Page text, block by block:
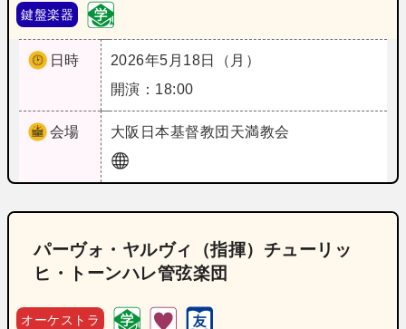
鍵盤楽器
日時
2026年5月18日（月）
開演：18:00
会場 大阪 日本基督教団天満教会
パーヴォ・ヤルヴィ（指揮）チューリッ
ヒ・トーンハレ管弦楽団
オーケストラ